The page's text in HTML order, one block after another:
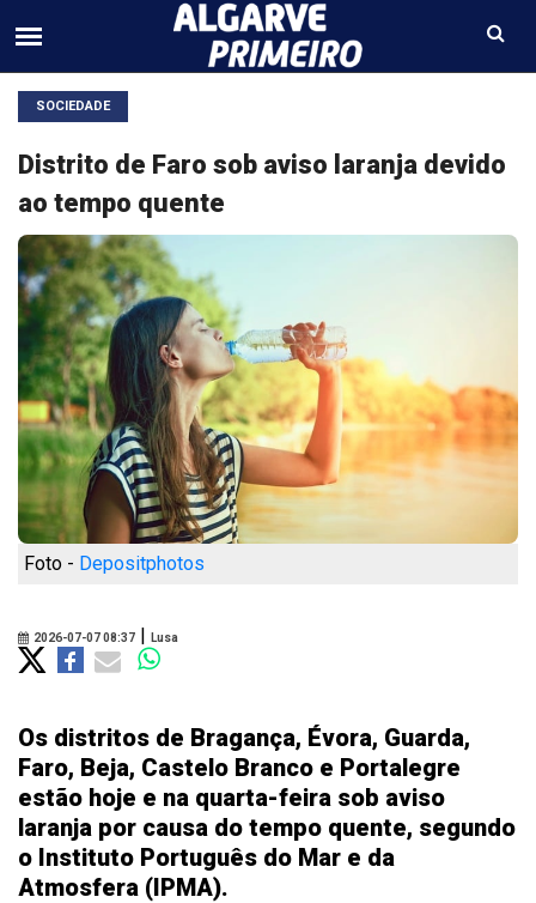
SOCIEDADE
Distrito de Faro sob aviso laranja devido
ao tempo quente
Foto - Depositphotos
2026-07-07 08:37 | Lusa
Os distritos de Bragança, Évora, Guarda,
Faro, Beja, Castelo Branco e Portalegre
estão hoje e na quarta-feira sob aviso
laranja por causa do tempo quente, segundo
o Instituto Português do Mar e da
Atmosfera (IPMA).